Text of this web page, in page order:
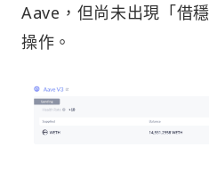
Aave，但尚未出現「借
操作。